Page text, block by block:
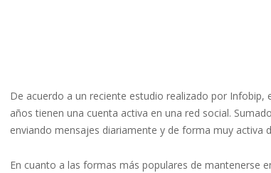
De acuerdo a un reciente estudio realizado por Infobip,
años tienen una cuenta activa en una red social.
enviando mensajes diariamente y de forma muy activa
En cuanto a las formas más populares de mantenerse